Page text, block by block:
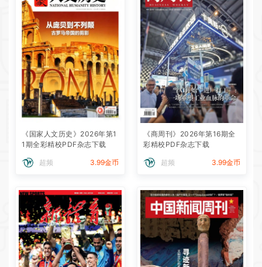
《国家人文历史》2026年第1
1期全彩精校PDF杂志下载
超频 3.99金币
《商周刊》2026年第16期全
彩精校PDF杂志下载
超频 3.99金币